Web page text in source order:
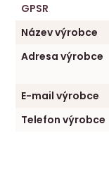
GPSR
Název výrobce
Adresa výrobce
E-mail výrobce
Telefon výrobce